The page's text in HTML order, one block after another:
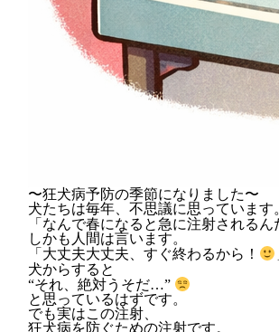
〜狂犬病予防の季節になりました〜
犬たちは毎年、不思議に思っています
「なんで春になると急に注射されるん
しかも人間は言います。
「大丈夫大丈夫、すぐ終わるから！
犬からすると
“それ、絶対うそだ…”
と思っているはずです。
でも実はこの注射、
狂犬病を防ぐための注射です。